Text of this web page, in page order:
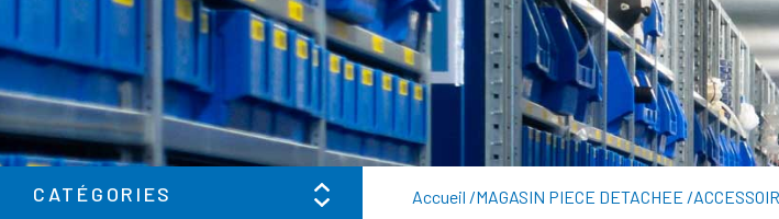
Accueil /MAGASIN PIECE DETACHEE /
CATÉGORIES